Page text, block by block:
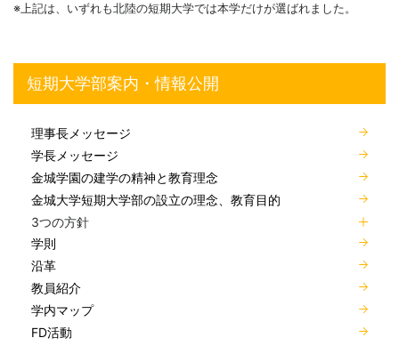
※上記は、いずれも北陸の短期大学では本学だけが選ばれました。
短期大学部案内・情報公開
理事長メッセージ
学長メッセージ
金城学園の建学の精神と教育理念
金城大学短期大学部の設立の理念、教育目的
3つの方針
学則
沿革
教員紹介
学内マップ
FD活動